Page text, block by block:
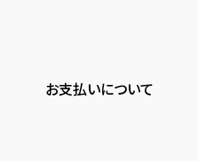
お支払いについて